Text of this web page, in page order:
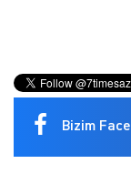
Bizim